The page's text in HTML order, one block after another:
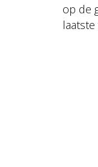
op de